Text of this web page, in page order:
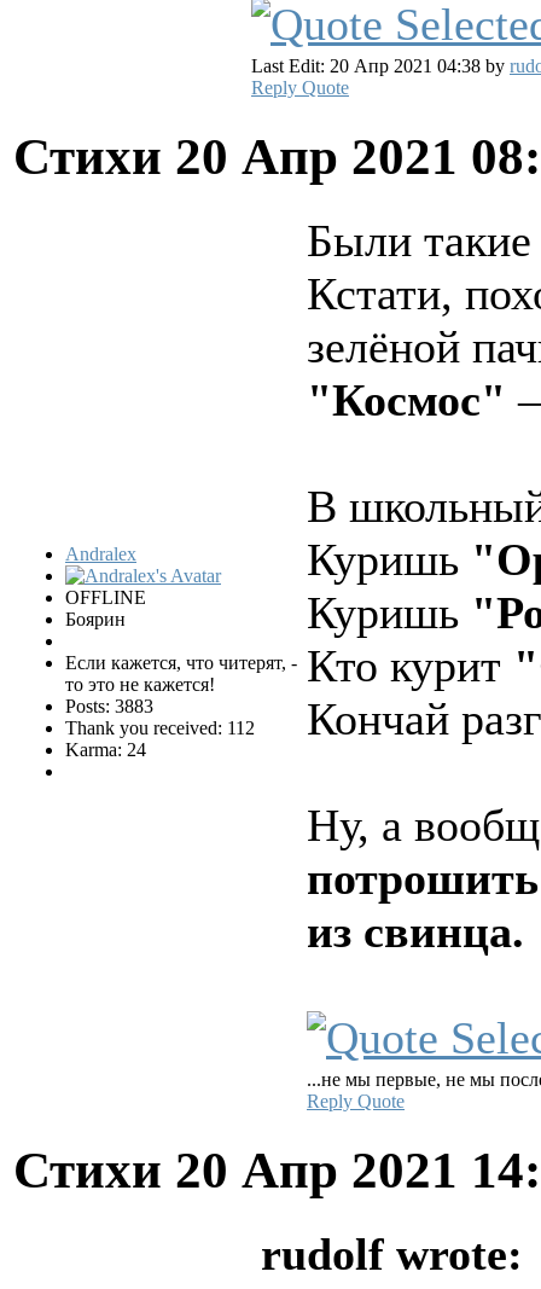
Last Edit: 20 Апр 2021 04:38 by
Reply Quote
Стихи 20 Апр 2021
Andralex
OFFLINE
Боярин
Если кажется, что читерят, -
то это не кажется!
Posts: 3883
Thank you received: 112
Karma: 24
Были такие
Кстати,
зелёной
"Космос"
В
Куришь
Куришь
Кто курит
Кончай
Ну, а
из свинца.
...не мы первые, не мы
Reply Quote
Стихи 20 Апр 2021
rudolf wrote: